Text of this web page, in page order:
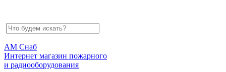
АМ Снаб
Интернет магазин пожарного
и радиооборудования